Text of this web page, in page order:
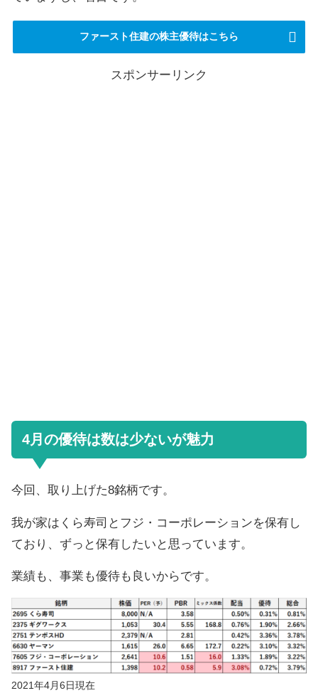
ファースト住建の株主優待はこちら
スポンサーリンク
4月の優待は数は少ないが魅力
今回、取り上げた8銘柄です。
我が家はくら寿司とフジ・コーポレーションを保有し
ており、ずっと保有したいと思っています。
業績も、事業も優待も良いからです。
2021年4月6日現在